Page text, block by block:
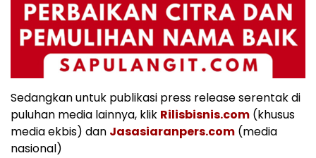
Sedangkan untuk publikasi press release serentak di
puluhan media lainnya, klik Rilisbisnis.com (khusus
media ekbis) dan Jasasiaranpers.com (media
nasional)